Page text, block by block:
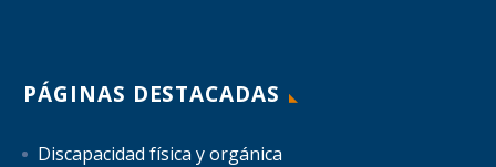
PÁGINAS DESTACADAS
Discapacidad física y orgánica